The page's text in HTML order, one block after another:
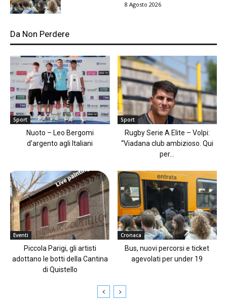
8 Agosto 2026
Da Non Perdere
Sport
Nuoto – Leo Bergomi
d’argento agli Italiani
Sport
Rugby Serie A Elite – Volpi:
“Viadana club ambizioso. Qui
per...
Eventi
Piccola Parigi, gli artisti
adottano le botti della Cantina
di Quistello
Cronaca
Bus, nuovi percorsi e ticket
agevolati per under 19